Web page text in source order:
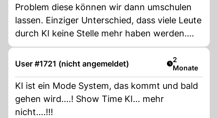
Problem diese können wir dann umschulen
lassen. Einziger Unterschied, dass viele Leute
durch KI keine Stelle mehr haben werden.
Aber auch da gibt's natürlich eine Lösung
umschulen in die IT. Denke kaum, aber macht
weiter so dann können wir vielleicht zu
Hause bleiben und geniessen 🤣
User #1721 (nicht angemeldet) Artikel
2
Monate
KI ist ein Mode System, das kommt und bald
gehen wird....! Show Time KI... mehr
nicht....!!!